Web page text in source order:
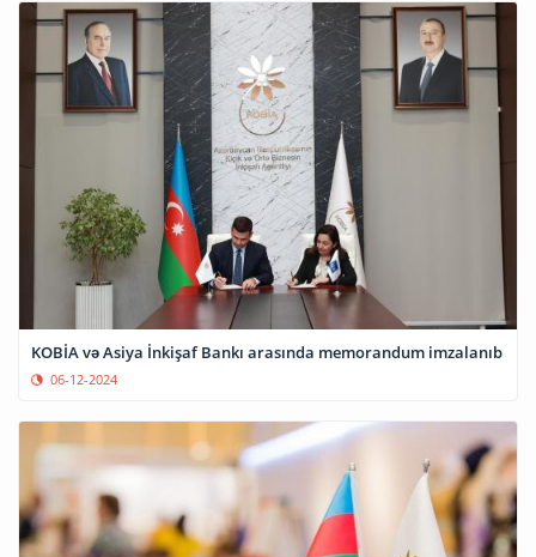
KOBİA və Asiya İnkişaf Bankı arasında memorandum imzalanıb
06-12-2024